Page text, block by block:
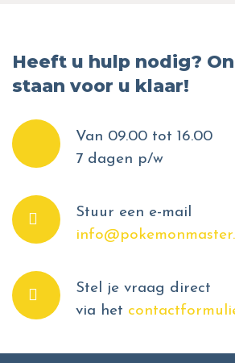
Heeft u hulp nodig?
staan voor u klaar!
Van 09.00 tot 16.00
7 dagen p/w
Stuur een e-mail
Stel je vraag direct
via het